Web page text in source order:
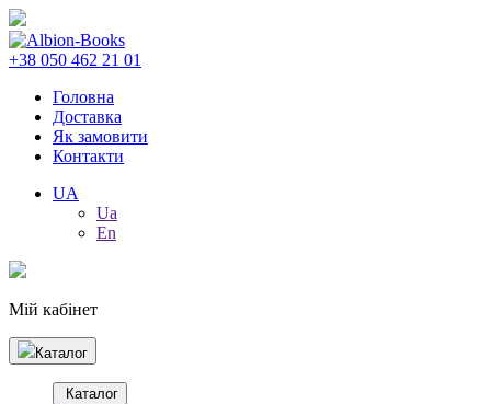
+38 050 462 21 01
Головна
Доставка
Як замовити
Контакти
UA
Ua
En
Мій кабінет
Каталог
Каталог